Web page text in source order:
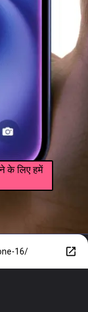
के लिए हमें
16/